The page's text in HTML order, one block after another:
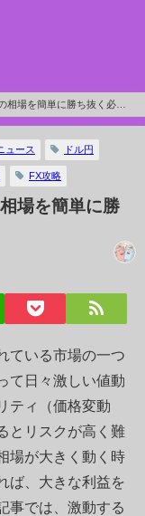
相場を簡単に勝ち抜く必見
ュース ドル円
FX攻略
場を簡単に勝
ている市場の一つ
て日々激しい値動
ティ（価格変動
とリスクが高く難
場が大きく動く時
ば、大きな利益を
事では、激動する